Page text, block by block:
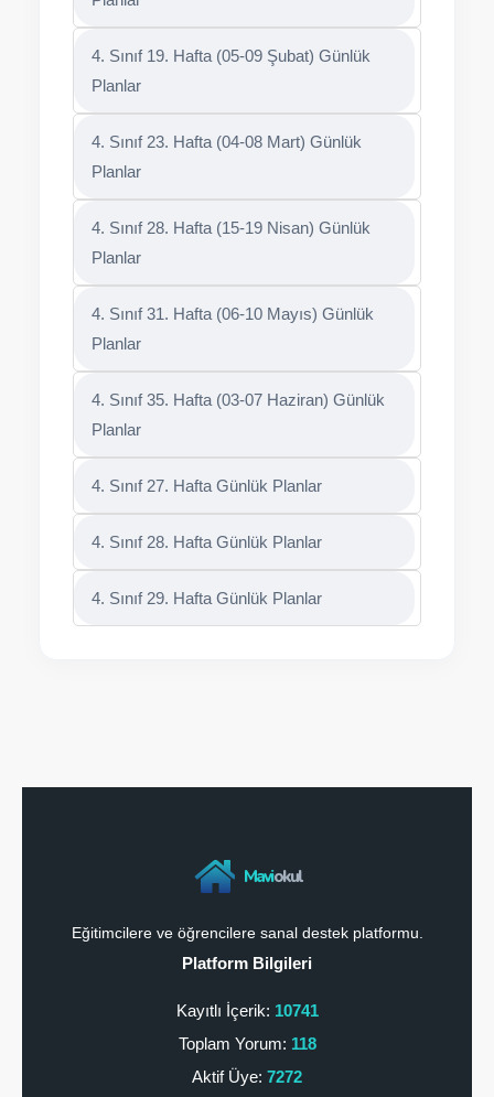
Planlar
4. Sınıf 19. Hafta (05-09 Şubat) Günlük
Planlar
4. Sınıf 23. Hafta (04-08 Mart) Günlük
Planlar
4. Sınıf 28. Hafta (15-19 Nisan) Günlük
Planlar
4. Sınıf 31. Hafta (06-10 Mayıs) Günlük
Planlar
4. Sınıf 35. Hafta (03-07 Haziran) Günlük
Planlar
4. Sınıf 27. Hafta Günlük Planlar
4. Sınıf 28. Hafta Günlük Planlar
4. Sınıf 29. Hafta Günlük Planlar
Maviokul
Eğitimcilere ve öğrencilere sanal destek platformu.
Platform Bilgileri
Kayıtlı İçerik: 10741
Toplam Yorum: 118
Aktif Üye: 7272